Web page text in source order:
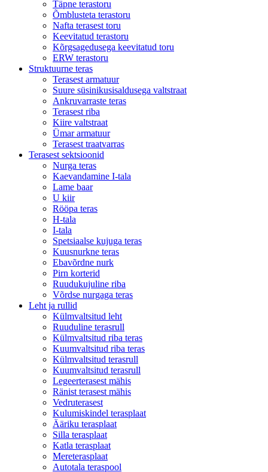
Täpne terastoru
Õmblusteta terastoru
Nafta terasest toru
Keevitatud terastoru
Kõrgsagedusega keevitatud toru
ERW terastoru
Struktuurne teras
Terasest armatuur
Suure süsinikusisaldusega valtstraat
Ankruvarraste teras
Terasest riba
Kiire valtstraat
Ümar armatuur
Terasest traatvarras
Terasest sektsioonid
Nurga teras
Kaevandamine I-tala
Lame baar
U kiir
Rööpa teras
H-tala
I-tala
Spetsiaalse kujuga teras
Kuusnurkne teras
Ebavõrdne nurk
Pirn korterid
Ruudukujuline riba
Võrdse nurgaga teras
Leht ja rullid
Külmvaltsitud leht
Ruuduline terasrull
Külmvaltsitud riba teras
Kuumvaltsitud riba teras
Külmvaltsitud terasrull
Kuumvaltsitud terasrull
Legeerterasest mähis
Ränist terasest mähis
Vedruterasest
Kulumiskindel terasplaat
Ääriku terasplaat
Silla terasplaat
Katla terasplaat
Mereterasplaat
Autotala teraspool